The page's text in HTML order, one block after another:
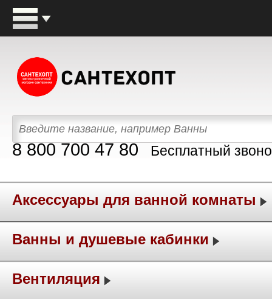
8 800 700 47 80 Бесплатный
Аксессуары для ванной комнаты
Ванны и душевые кабинки
Вентиляция